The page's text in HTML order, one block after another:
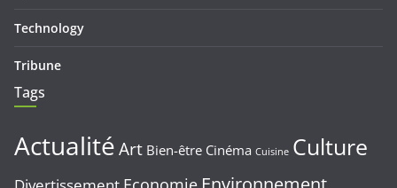
Technology
Tribune
Tags
ActualitéArt Bien-être Cinéma Cuisine Culture